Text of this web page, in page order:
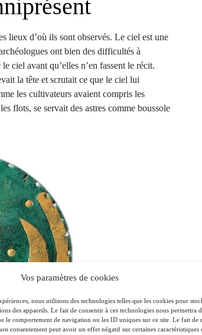
Vos paramètres de cookies
nous utilisons des technologies telles que les cookies pour
des appareils. Le fait de consentir à ces technologies nous permettra
le comportement de navigation ou les ID uniques sur ce site. Le fait de
consentement peut avoir un effet négatif sur certaines caractéristiques
lieux d’où ils sont observés. Le ciel est une
ont bien des difficultés à
ciel avant qu’elles n’en fassent le récit.
la tête et scrutait ce que le ciel lui
les cultivateurs avaient compris les
flots, se servait des astres comme boussole